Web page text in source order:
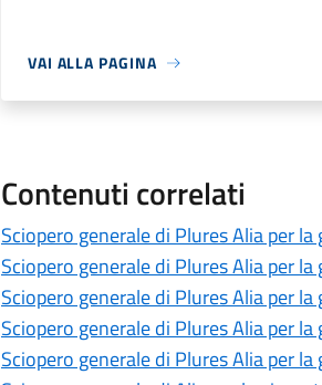
VAI ALLA PAGINA
Contenuti correlati
Sciopero generale di Plures Alia per
Sciopero generale di Plures Alia per
Sciopero generale di Plures Alia per
Sciopero generale di Plures Alia per
Sciopero generale di Plures Alia per